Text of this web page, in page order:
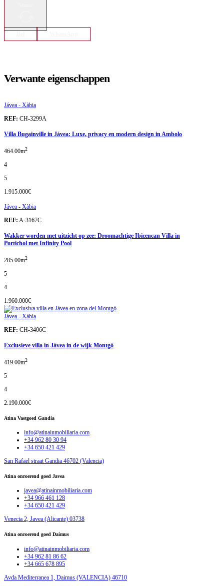
Verwante eigenschappen
Jávea - Xàbia
REF: CH-3299A
Villa Bugainville in Jávea: Luxe, privacy en modern design in Ambolo
464.00m2
4
5
1.915.000€
Jávea - Xàbia
REF: A-3167C
Wakker worden met uitzicht op zee: Droomachtige Ibicencan Villa in
Portichol met Infinity Pool
285.00m2
5
4
1.960.000€
Jávea - Xàbia
REF: CH-3406C
Exclusieve villa in Jávea in de wijk Montgó
419.00m2
5
4
2.190.000€
Atina Vastgoed Gandia
info@atinainmobiliaria.com
+34 962 80 30 94
+34 650 421 429
San Rafael straat Gandia 46702 (Valencia)
Atina onroerend goed Javea
javea@atinainmobiliaria.com
+34 966 461 128
+34 650 421 429
Venecia 2, Javea (Alicante) 03738
Atina onroerend goed Daimus
info@atinainmobiliaria.com
+34 962 81 86 62
+34 665 678 895
Avda Mediterranea 1, Daimus (VALENCIA) 46710